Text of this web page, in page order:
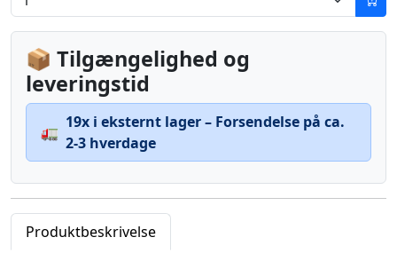
📦 Tilgængelighed og
leveringstid
🚛
19x i eksternt lager – Forsendelse på ca.
2-3 hverdage
Produktbeskrivelse